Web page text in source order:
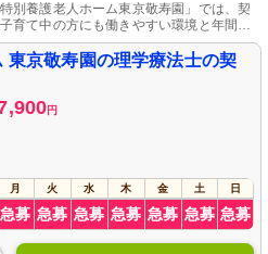
別養護老人ホーム東京敬寿園」では、契
育て中の方にも働きやすい環境と年間休
験を活かした組織マネジメントや経営参画
ジションも募集しています。
東京敬寿園の理学療法士の契
円
月 火 水 木 金 土 日
急募 急募 急募 急募 急募 急募 急募